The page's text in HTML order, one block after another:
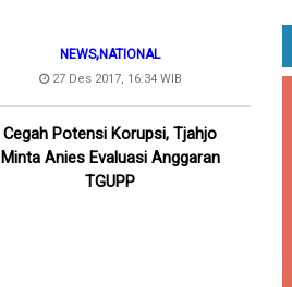
NEWS,NATIONAL
27 Des 2017, 16:34 WIB
Cegah Potensi Korupsi, Tjahjo
Minta Anies Evaluasi Anggaran
TGUPP